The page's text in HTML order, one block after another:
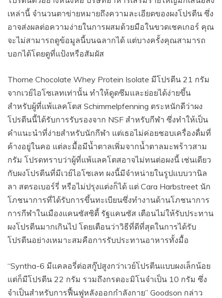
เหล่านี้ จำนวนตาข่ายหมายถึงความละเอียดของผงโปรตีน ซึ่ง
อาจส่งผลต่อความง่ายในการผสมด้วยมือในขวดเชคเกอร์ คุณ
จะไม่สามารถดูข้อมูลนี้บนฉลากได้ แต่บางครั้งคุณสามารถ
บอกได้โดยดูที่แป้งหรือสัมผัส
Thorne Chocolate Whey Protein Isolate มีโปรตีน 21 กรัม
จากเวย์ไอโซเลทเท่านั้น ทำให้ดูดซึมและย่อยได้ง่ายขึ้น
สำหรับผู้ที่แพ้แลคโตส Schimmelpfenning ตระหนักดีว่าผง
โปรตีนนี้ได้รับการรับรองจาก NSF สำหรับกีฬา ซึ่งทำให้เป็น
คำแนะนำที่ง่ายสำหรับนักกีฬา แต่เธอไม่ค่อยชอบเครื่องดื่มที่
ค้างอยู่ในคอ แต่ละมื้อมีน้ำตาลเพิ่มจากน้ำตาลมะพร้าวสาม
กรัม โปรดทราบว่าผู้ที่แพ้แลคโตสอาจไม่ทนต่อผงนี้ เช่นเดียว
กับผงโปรตีนที่มีเวย์ไอโซเลท ผงนี้มีจำหน่ายในรูปแบบวานิล
ลา สตรอเบอร์รี่ หรือไม่ปรุงแต่งก็ได้ แต่ Cara Harbstreet นัก
โภชนาการที่ได้รับการขึ้นทะเบียนซึ่งทำงานด้านโภชนาการ
การกีฬาในเมืองแคนซัสซิตี้ รัฐแคนซัส เตือนไม่ให้รับประทาน
ผงโปรตีนมากเกินไป โดยเตือนว่าวิธีที่ดีที่สุดในการได้รับ
โปรตีนอย่างเหมาะสมคือการรับประทานอาหารทั้งมื้อ
“Syntha-6 มีแคลอรี่ต่อสกู๊ปสูงกว่าเวย์โปรตีนแบบผงเล็กน้อย
แต่ก็มีโปรตีน 22 กรัม รวมถึงกรดอะมิโนจำเป็น 10 กรัม ซึ่ง
จำเป็นสำหรับการฟื้นฟูหลังออกกำลังกาย” Goodson กล่าว